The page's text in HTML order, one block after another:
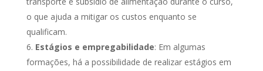
o que ajuda a mitigar os custos enquanto se
qualificam.
Estágios e empregabilidade: Em algumas
formações, há a possibilidade de realizar estágios em